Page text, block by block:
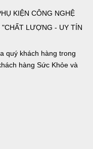
KIỆN CÔNG NGHỆ
LƯỢNG - UY TÍN
quý khách hàng trong
hàng Sức Khỏe và